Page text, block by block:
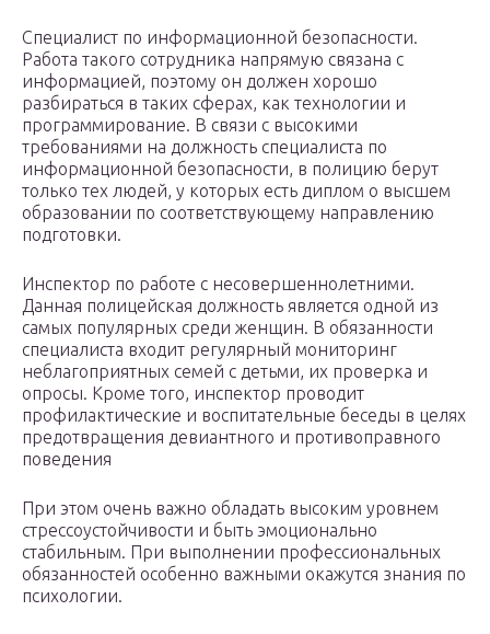
Специалист по информационной безопасности.
Работа такого сотрудника напрямую связана с
информацией, поэтому он должен хорошо
разбираться в таких сферах, как технологии и
программирование. В связи с высокими
требованиями на должность специалиста по
информационной безопасности, в полицию берут
только тех людей, у которых есть диплом о высшем
образовании по соответствующему направлению
подготовки.
Инспектор по работе с несовершеннолетними.
Данная полицейская должность является одной из
самых популярных среди женщин. В обязанности
специалиста входит регулярный мониторинг
неблагоприятных семей с детьми, их проверка и
опросы. Кроме того, инспектор проводит
профилактические и воспитательные беседы в целях
предотвращения девиантного и противоправного
поведения
При этом очень важно обладать высоким уровнем
стрессоустойчивости и быть эмоционально
стабильным. При выполнении профессиональных
обязанностей особенно важными окажутся знания по
психологии.